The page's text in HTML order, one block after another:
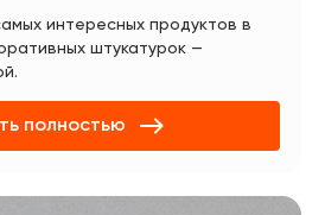
интересных продуктов в
штукатурок —
полностью